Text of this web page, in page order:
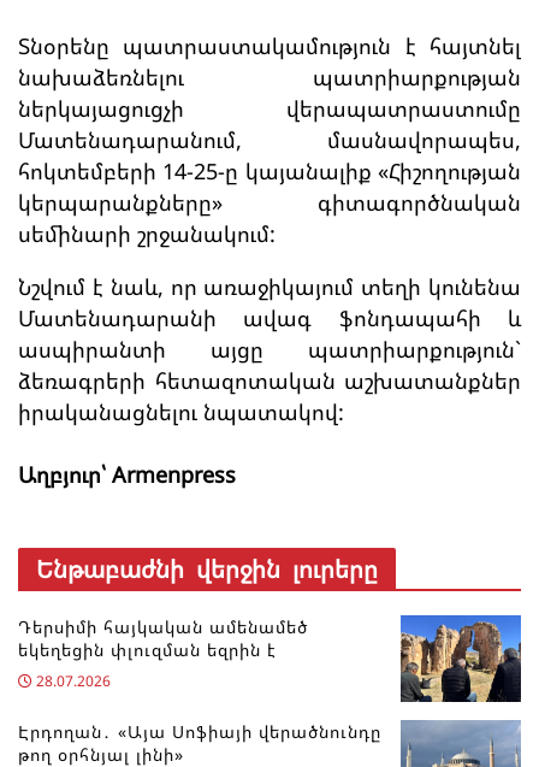
Տնօրենը պատրաստակամություն է հայտնել
նախաձեռնելու պատրիարքության
ներկայացուցչի վերապատրաստումը
Մատենադարանում, մասնավորապես,
հոկտեմբերի 14-25-ը կայանալիք «Հիշողության
կերպարանքները» գիտագործնական
սեմինարի շրջանակում:
Նշվում է նաև, որ առաջիկայում տեղի կունենա
Մատենադարանի ավագ ֆոնդապահի և
ասպիրանտի այցը պատրիարքություն`
ձեռագրերի հետազոտական աշխատանքներ
իրականացնելու նպատակով:
Աղբյուր՝ Armenpress
Ենթաբաժնի վերջին լուրերը
Դերսիմի հայկական ամենամեծ
եկեղեցին փլուզման եզրին է
28.07.2026
Էրդողան․ «Այա Սոֆիայի վերածնունդը
թող օրհնյալ լինի»